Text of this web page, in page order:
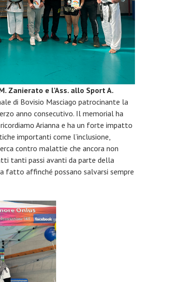
Zanierato e l’Ass. allo Sport A.
di Bovisio Masciago patrocinante la
anno consecutivo. Il memorial ha
Arianna e ha un forte impatto
importanti come l’inclusione,
contro malattie che ancora non
tanti passi avanti da parte della
fatto affinché possano salvarsi sempre